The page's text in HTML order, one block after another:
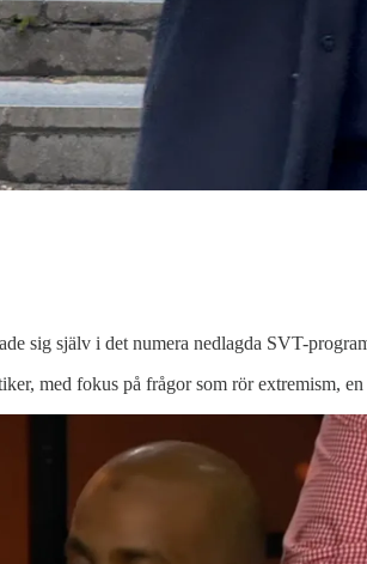
sig själv i det numera nedlagda SVT-
med fokus på frågor som rör extremism,